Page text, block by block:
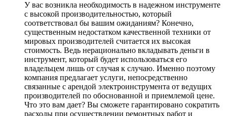
У вас возникла необходимость в надежном инструменте
с высокой производительностью, который
соответствовал бы вашим ожиданиям? Конечно,
существенным недостатком качественной техники от
мировых производителей считается их высокая
стоимость. Ведь нерационально вкладывать деньги в
инструмент, который будет использоваться его
владельцем лишь от случая к случаю. Именно поэтому
компания предлагает услуги, непосредственно
связанные с арендой электроинструмента от ведущих
производителей по обоснованной и приемлемой цене.
Что это вам дает? Вы сможете гарантировано сократить
расходы при осуществлении ремонтных работ и